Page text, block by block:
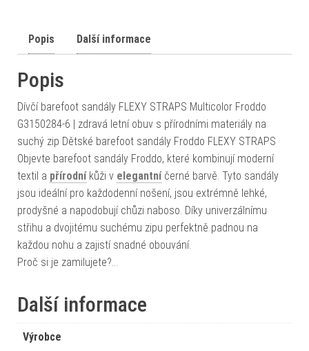
Popis Další informace
Popis
Dívčí barefoot sandály FLEXY STRAPS Multicolor Froddo
G3150284-6 | zdravá letní obuv s přírodními materiály na
suchý zip Dětské barefoot sandály Froddo FLEXY STRAPS
Objevte barefoot sandály Froddo, které kombinují moderní
textil a přírodníkůži v elegantníčerné barvě. Tyto sandály
jsou ideální pro každodenní nošení, jsou extrémně lehké,
prodyšné a napodobují chůzi naboso. Díky univerzálnímu
střihu a dvojitému suchému zipu perfektně padnou na
každou nohu a zajistí snadné obouvání.
Proč si je zamilujete?…
Další informace
Výrobce